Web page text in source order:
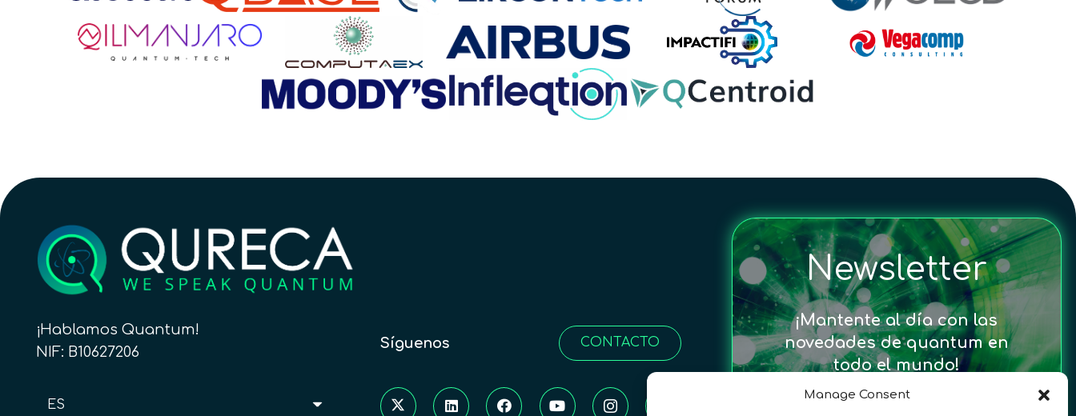
Manage Consent
¡Hablamos Quantum!
NIF: B10627206
ES
Síguenos CONTACTO
Newsletter
¡Mantente al día con las
novedades de quantum en
todo el mundo!